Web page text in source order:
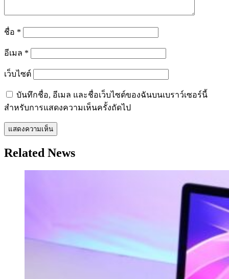
ชื่อ *
อีเมล *
เว็บไซต์
บันทึกชื่อ, อีเมล และชื่อเว็บไซต์ของฉันบนเบราว์เซอร์นี้
สำหรับการแสดงความเห็นครั้งถัดไป
Related News